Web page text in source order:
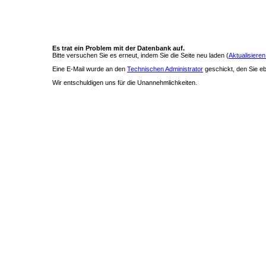
Es trat ein Problem mit der Datenbank auf.
Bitte versuchen Sie es erneut, indem Sie die Seite neu laden (
Eine E-Mail wurde an den Technischen Administrator geschickt, den Sie
Wir entschuldigen uns für die Unannehmlichkeiten.